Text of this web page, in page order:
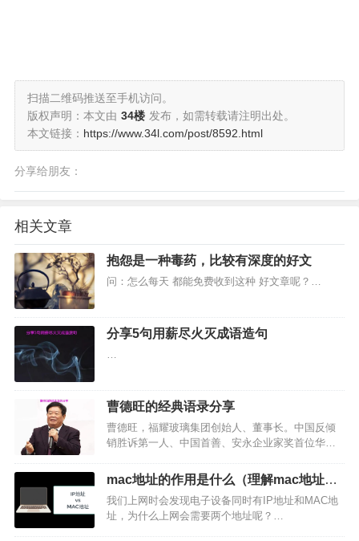
扫描二维码推送至手机访问。
版权声明：本文由 34楼 发布，如需转载请注明出处。
本文链接： https://www.34l.com/post/8592.html
分享给朋友：
相关文章
抱怨是一种毒药，比较有深度的好文
问：怎么每天 都能免费收到这种 好文章呢？…
​分享5句用薪尽火灭成语造句
…
曹德旺的经典语录分享
曹德旺，福耀玻璃集团创始人、董事长。中国反倾
销胜诉第一人、中国首善、安永企业家奖首位华人
车玻璃供应商。他是不行贿的企业家，自称“没送过
一盒月饼”，以人格做事；他是行善的佛教徒，从
1983年第一次…
mac地址的作用是什么（理解mac地址的
作用实验报告）
我们上网时会发现电子设备同时有IP地址和MAC地
址，为什么上网会需要两个地址呢？…